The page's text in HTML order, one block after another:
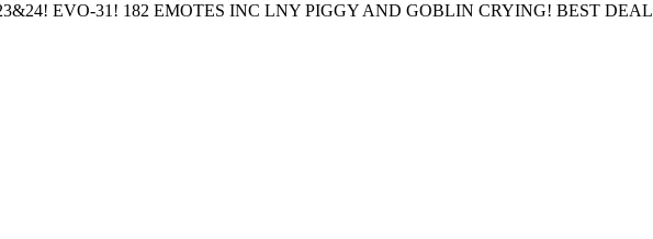
EVO-31! 182 EMOTES INC LNY PIGGY AND GOBLIN CRYING! BEST DEAL